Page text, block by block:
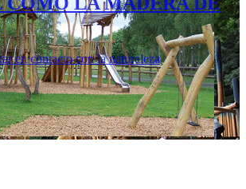
ofrece gran estabilidad y mayor
los niños y niñas